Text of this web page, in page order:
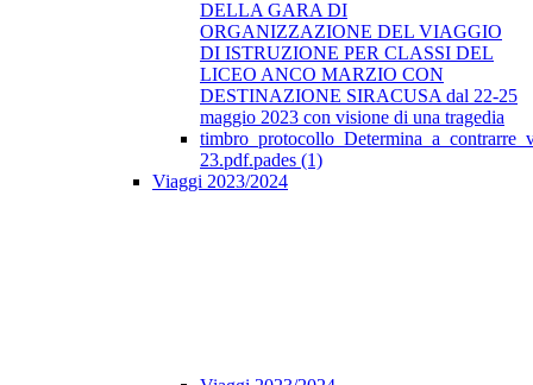
DELLA GARA DI
ORGANIZZAZIONE DEL VIAGGIO
DI ISTRUZIONE PER CLASSI DEL
LICEO ANCO MARZIO CON
DESTINAZIONE SIRACUSA dal 22-25
maggio 2023 con visione di una tragedia
23.pdf.pades (1)
Viaggi 2023/2024